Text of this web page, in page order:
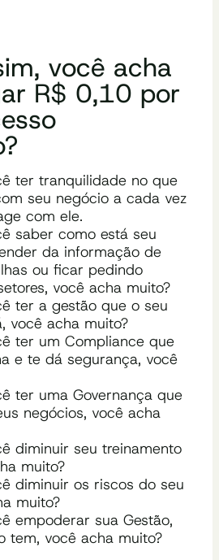
você acha
R$ 0,10 por
ter tranquilidade no que
seu negócio a cada vez
com ele.
saber como está seu
da informação de
ou ficar pedindo
você acha muito?
ter a gestão que o seu
você acha muito?
ter um Compliance que
e te dá segurança, você
ter uma Governança que
negócios, você acha
diminuir seu treinamento
muito?
diminuir os riscos do seu
muito?
empoderar sua Gestão,
tem, você acha muito?